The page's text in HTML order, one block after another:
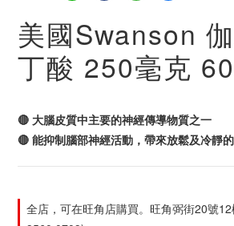
美國Swanson
丁酸 250毫克
🔴 大腦皮質中主要的神經傳導物質之一
🔴 能抑制腦部神經活動，帶來放鬆及冷靜
全店，可在旺角店購買。旺角弼街20號